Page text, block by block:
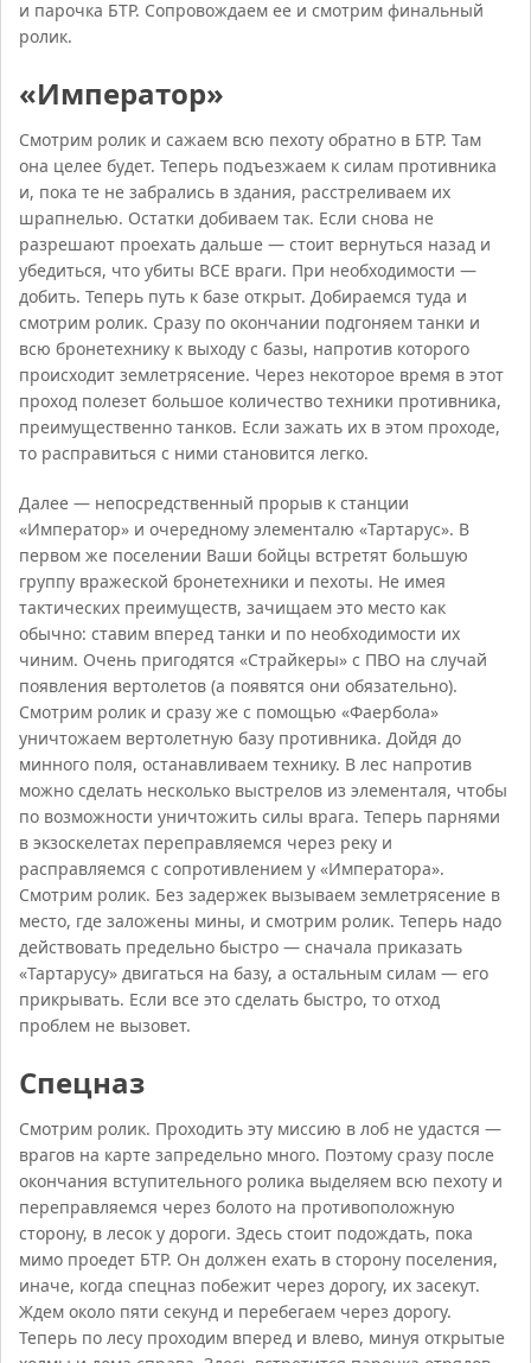
и парочка БТР. Сопровождаем ее и смотрим финальный
ролик.
«Император»
Смотрим ролик и сажаем всю пехоту обратно в БТР. Там
она целее будет. Теперь подъезжаем к силам противника
и, пока те не забрались в здания, расстреливаем их
шрапнелью. Остатки добиваем так. Если снова не
разрешают проехать дальше — стоит вернуться назад и
убедиться, что убиты ВСЕ враги. При необходимости —
добить. Теперь путь к базе открыт. Добираемся туда и
смотрим ролик. Сразу по окончании подгоняем танки и
всю бронетехнику к выходу с базы, напротив которого
происходит землетрясение. Через некоторое время в этот
проход полезет большое количество техники противника,
преимущественно танков. Если зажать их в этом проходе,
то расправиться с ними становится легко.
Далее — непосредственный прорыв к станции
«Император» и очередному элементалю «Тартарус». В
первом же поселении Ваши бойцы встретят большую
группу вражеской бронетехники и пехоты. Не имея
тактических преимуществ, зачищаем это место как
обычно: ставим вперед танки и по необходимости их
чиним. Очень пригодятся «Страйкеры» с ПВО на случай
появления вертолетов (а появятся они обязательно).
Смотрим ролик и сразу же с помощью «Фаербола»
уничтожаем вертолетную базу противника. Дойдя до
минного поля, останавливаем технику. В лес напротив
можно сделать несколько выстрелов из элементаля, чтобы
по возможности уничтожить силы врага. Теперь парнями
в экзоскелетах переправляемся через реку и
расправляемся с сопротивлением у «Императора».
Смотрим ролик. Без задержек вызываем землетрясение в
место, где заложены мины, и смотрим ролик. Теперь надо
действовать предельно быстро — сначала приказать
«Тартарусу» двигаться на базу, а остальным силам — его
прикрывать. Если все это сделать быстро, то отход
проблем не вызовет.
Спецназ
Смотрим ролик. Проходить эту миссию в лоб не удастся —
врагов на карте запредельно много. Поэтому сразу после
окончания вступительного ролика выделяем всю пехоту и
переправляемся через болото на противоположную
сторону, в лесок у дороги. Здесь стоит подождать, пока
мимо проедет БТР. Он должен ехать в сторону поселения,
иначе, когда спецназ побежит через дорогу, их засекут.
Ждем около пяти секунд и перебегаем через дорогу.
Теперь по лесу проходим вперед и влево, минуя открытые